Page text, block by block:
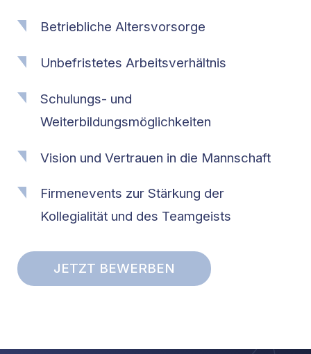
Betriebliche Altersvorsorge
Unbefristetes Arbeitsverhältnis
Schulungs- und
Weiterbildungsmöglichkeiten
Vision und Vertrauen in die Mannschaft
Firmenevents zur Stärkung der
Kollegialität und des Teamgeists
JETZT BEWERBEN